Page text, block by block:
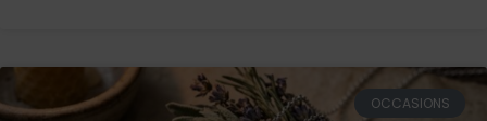
OCCASIONS